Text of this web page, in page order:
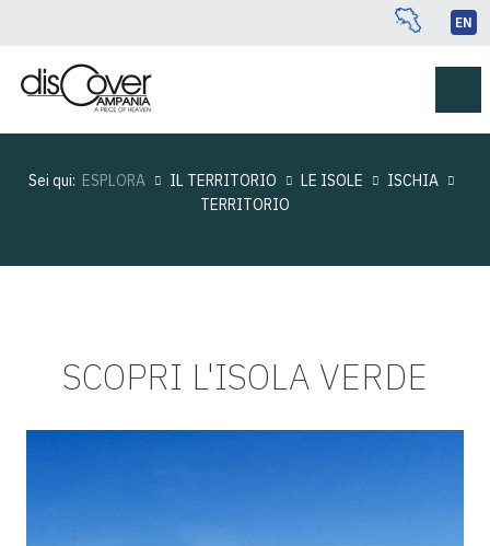
EN
Sei qui: ESPLORA IL TERRITORIO LE ISOLE
ISCHIA
TERRITORIO
SCOPRI L'ISOLA VERDE